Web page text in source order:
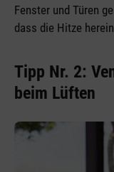
Fenster und Türen
dass die Hitze
Tipp Nr. 2:
beim Lüften